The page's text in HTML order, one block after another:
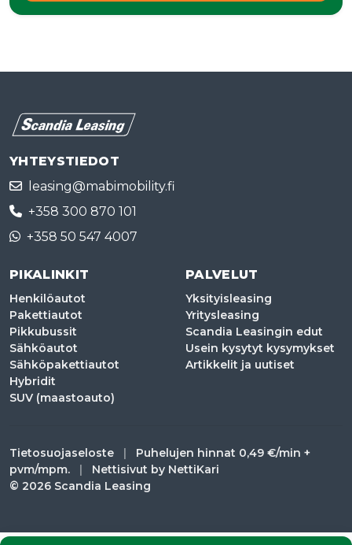
YHTEYSTIEDOT
leasing@mabimobility.fi
+358 300 870 101
+358 50 547 4007
PIKALINKIT
Henkilöautot
Pakettiautot
Pikkubussit
Sähköautot
Sähköpakettiautot
Hybridit
SUV (maastoauto)
PALVELUT
Yksityisleasing
Yritysleasing
Scandia Leasingin edut
Usein kysytyt kysymykset
Artikkelit ja uutiset
Tietosuojaseloste
Puhelujen hinnat 0,49 €/min +
pvm/mpm.
Nettisivut by NettiKari
© 2026 Scandia Leasing